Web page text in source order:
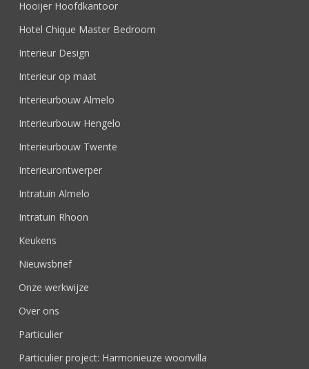
Hooijer Hoofdkantoor
Hotel Chique Master Bedroom
Interieur Design
Interieur op maat
Interieurbouw Almelo
Interieurbouw Hengelo
Interieurbouw Twente
Interieurontwerper
Intratuin Almelo
Intratuin Rhoon
Keukens
Nieuwsbrief
Onze werkwijze
Over ons
Particulier
Particulier project: Harmonieuze woonvilla